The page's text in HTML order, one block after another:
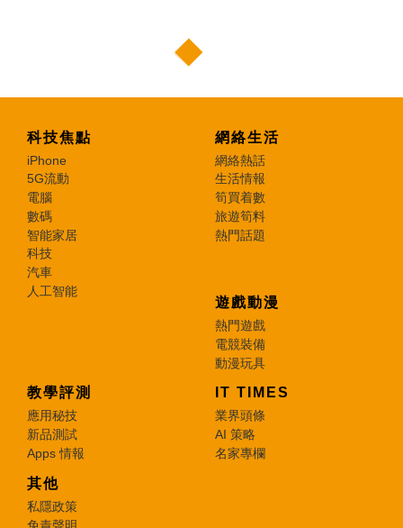
科技焦點
iPhone
5G流動
電腦
數碼
智能家居
科技
汽車
人工智能
網絡生活
網絡熱話
生活情報
筍買着數
旅遊筍料
熱門話題
遊戲動漫
熱門遊戲
電競裝備
動漫玩具
教學評測
應用秘技
新品測試
Apps 情報
IT TIMES
業界頭條
AI 策略
名家專欄
其他
私隱政策
免責聲明